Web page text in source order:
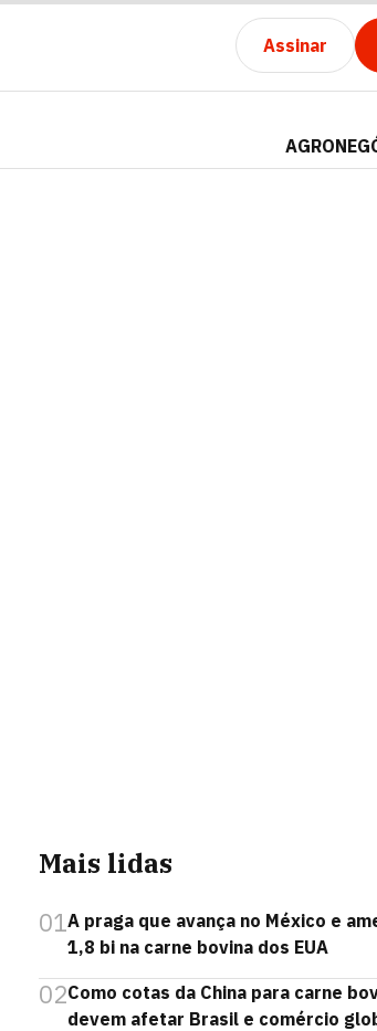
Assinar
Mais lidas
01A praga que avança no México e
1,8 bi na carne bovina dos EUA
02Como cotas da China para carne
devem afetar Brasil e comércio